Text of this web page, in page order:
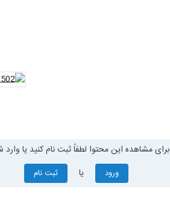
برای مشاهده این محتوا لطفاً ثبت نام کنید یا وارد
ورود یا ثبت نام